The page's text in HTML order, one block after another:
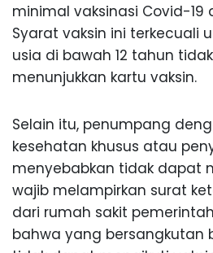
minimal vaksinasi Covid-19
Syarat vaksin ini terkecuali
usia di bawah 12 tahun
menunjukkan kartu vaksin.
Selain itu, penumpang
kesehatan khusus atau
menyebabkan tidak dapat
wajib melampirkan surat
dari rumah sakit
bahwa yang bersangkutan